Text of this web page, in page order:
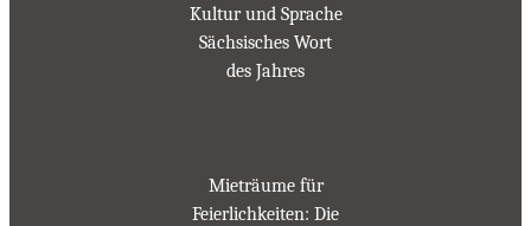
Kultur und Sprache
Sächsisches Wort
des Jahres
Mieträume für
Feierlichkeiten: Die